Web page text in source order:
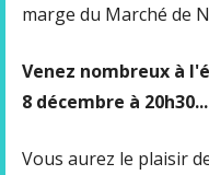
marge du Marché de
Venez nombreux à
8 décembre à 20h30...
Vous aurez le plaisir